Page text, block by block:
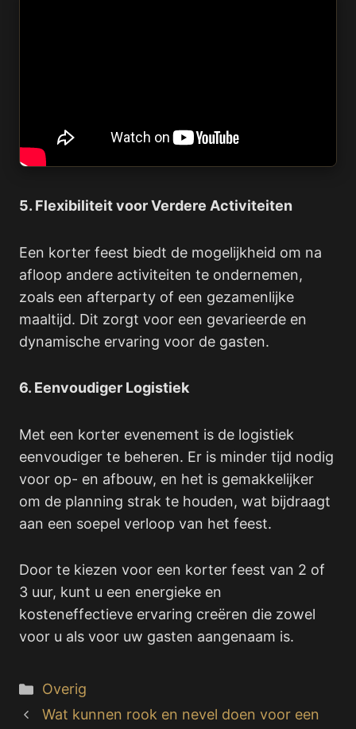
5. Flexibiliteit voor Verdere Activiteiten
Een korter feest biedt de mogelijkheid om na
afloop andere activiteiten te ondernemen,
zoals een afterparty of een gezamenlijke
maaltijd. Dit zorgt voor een gevarieerde en
dynamische ervaring voor de gasten.
6. Eenvoudiger Logistiek
Met een korter evenement is de logistiek
eenvoudiger te beheren. Er is minder tijd nodig
voor op- en afbouw, en het is gemakkelijker
om de planning strak te houden, wat bijdraagt
aan een soepel verloop van het feest.
Door te kiezen voor een korter feest van 2 of
3 uur, kunt u een energieke en
kosteneffectieve ervaring creëren die zowel
voor u als voor uw gasten aangenaam is.
Categorieën
Overig
Wat kunnen rook en nevel doen voor een